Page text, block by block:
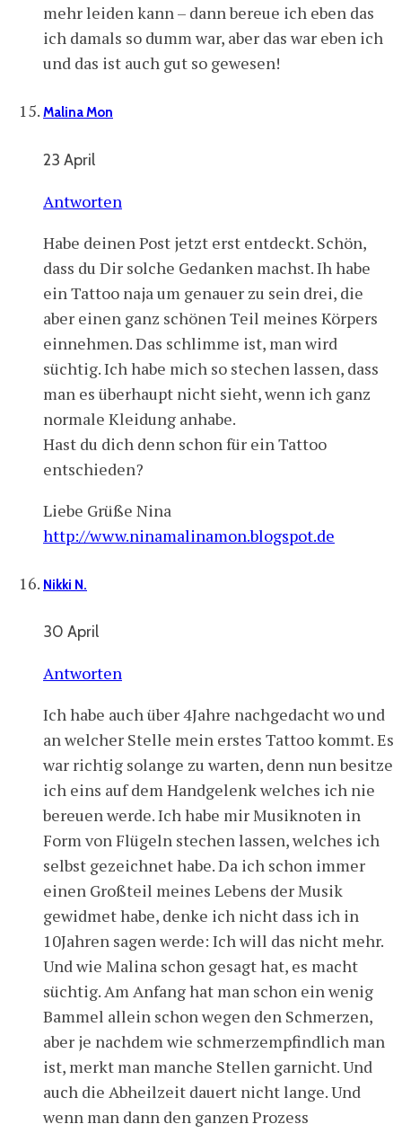
mehr leiden kann – dann bereue ich eben das
ich damals so dumm war, aber das war eben ich
und das ist auch gut so gewesen!
Malina Mon
23 April
Antworten
Habe deinen Post jetzt erst entdeckt. Schön,
dass du Dir solche Gedanken machst. Ih habe
ein Tattoo naja um genauer zu sein drei, die
aber einen ganz schönen Teil meines Körpers
einnehmen. Das schlimme ist, man wird
süchtig. Ich habe mich so stechen lassen, dass
man es überhaupt nicht sieht, wenn ich ganz
normale Kleidung anhabe.
Hast du dich denn schon für ein Tattoo
entschieden?
Liebe Grüße Nina
http://www.ninamalinamon.blogspot.de
Nikki N.
30 April
Antworten
Ich habe auch über 4Jahre nachgedacht wo und
an welcher Stelle mein erstes Tattoo kommt. Es
war richtig solange zu warten, denn nun besitze
ich eins auf dem Handgelenk welches ich nie
bereuen werde. Ich habe mir Musiknoten in
Form von Flügeln stechen lassen, welches ich
selbst gezeichnet habe. Da ich schon immer
einen Großteil meines Lebens der Musik
gewidmet habe, denke ich nicht dass ich in
10Jahren sagen werde: Ich will das nicht mehr.
Und wie Malina schon gesagt hat, es macht
süchtig. Am Anfang hat man schon ein wenig
Bammel allein schon wegen den Schmerzen,
aber je nachdem wie schmerzempfindlich man
ist, merkt man manche Stellen garnicht. Und
auch die Abheilzeit dauert nicht lange. Und
wenn man dann den ganzen Prozess